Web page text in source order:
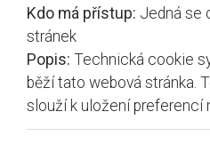
Kdo má přístup: Jedná se
stránek
Popis: Technická cookie
běží tato webová stránka.
slouží k uložení preferencí